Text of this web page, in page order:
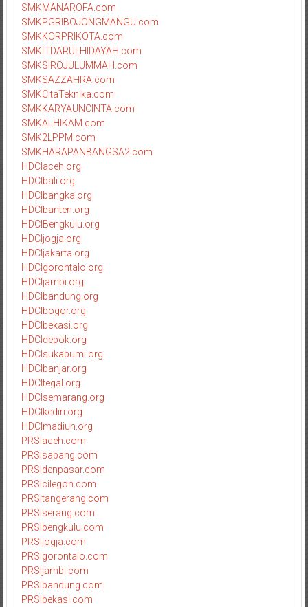
SMKMANAROFA.com
SMKPGRIBOJONGMANGU.com
SMKKORPRIKOTA.com
SMKITDARULHIDAYAH.com
SMKSIROJULUMMAH.com
SMKSAZZAHRA.com
SMKCitaTeknika.com
SMKKARYAUNCINTA.com
SMKALHIKAM.com
SMK2LPPM.com
SMKHARAPANBANGSA2.com
HDCIaceh.org
HDCIbali.org
HDCIbangka.org
HDCIbanten.org
HDCIBengkulu.org
HDCIjogja.org
HDCIjakarta.org
HDCIgorontalo.org
HDCIjambi.org
HDCIbandung.org
HDCIbogor.org
HDCIbekasi.org
HDCIdepok.org
HDCIsukabumi.org
HDCIbanjar.org
HDCItegal.org
HDCIsemarang.org
HDCIkediri.org
HDCImadiun.org
PRSIaceh.com
PRSIsabang.com
PRSIdenpasar.com
PRSIcilegon.com
PRSItangerang.com
PRSIserang.com
PRSIbengkulu.com
PRSIjogja.com
PRSIgorontalo.com
PRSIjambi.com
PRSIbandung.com
PRSIbekasi.com